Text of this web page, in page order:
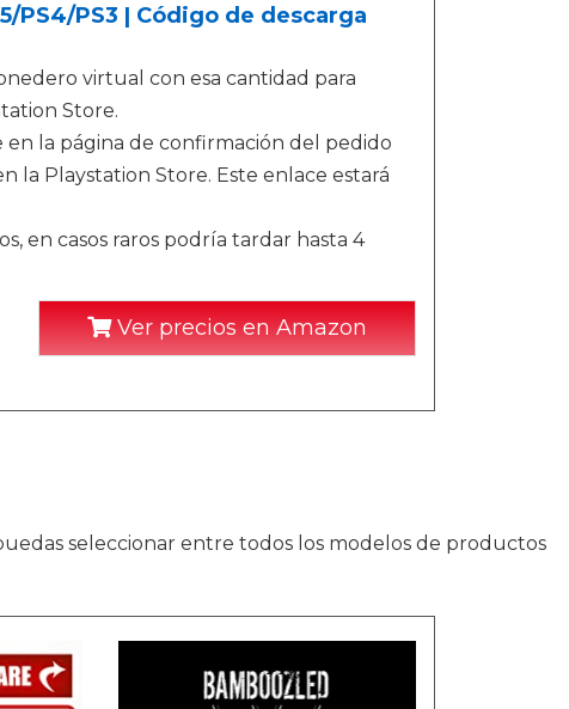
PS4/PS3 | Código de descarga
virtual con esa cantidad para
Store.
la página de confirmación del pedido
la Playstation Store. Este enlace estará
en casos raros podría tardar hasta 4
Ver precios en Amazon
seleccionar entre todos los modelos de productos